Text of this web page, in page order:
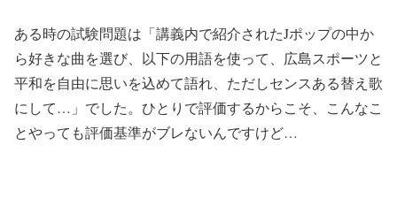
ある時の試験問題は「講義内で紹介されたJポップの中か
ら好きな曲を選び、以下の用語を使って、広島スポーツと
平和を自由に思いを込めて語れ、ただしセンスある替え歌
にして…」でした。ひとりで評価するからこそ、こんなこ
とやっても評価基準がブレないんですけど…